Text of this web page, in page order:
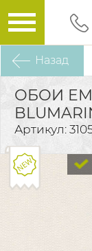
Назад
ОБОИ
Артикул: